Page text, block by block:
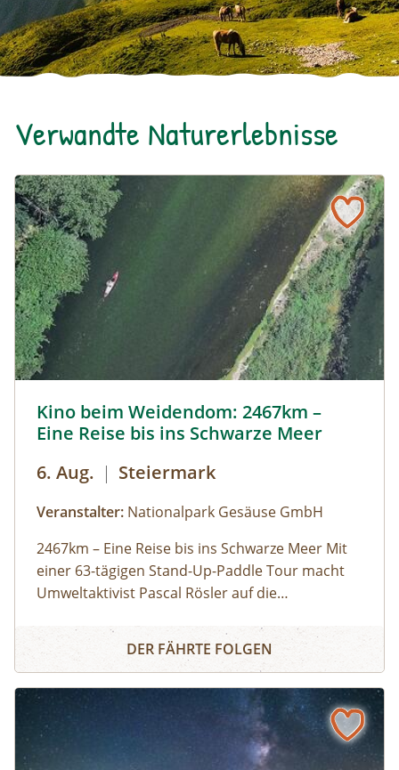
Verwandte Naturerlebnisse
Kino beim Weidendom: 2467km –
Eine Reise bis ins Schwarze Meer
6. Aug. | Steiermark
Veranstalter: Nationalpark Gesäuse GmbH
2467km – Eine Reise bis ins Schwarze Meer Mit
einer 63-tägigen Stand-Up-Paddle Tour macht
Umweltaktivist Pascal Rösler auf die
München aus über Isar und Donau bis zum
Schwarzen Meer. Regie: Anton Zabriskie, 2017
Kino beim Weidendom: 2467km – Eine Reise bis ins
DER FÄHRTE FOLGEN